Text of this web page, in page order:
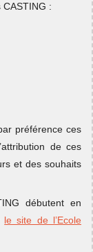
:
préférence ces
de ces
et des souhaits
débutent en
le site de l’Ecole